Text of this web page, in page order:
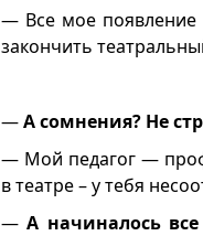
— Все мое появление
закончить
—А сомнения? Не
— Мой педагог —
в театре – у тебя
—А начиналось